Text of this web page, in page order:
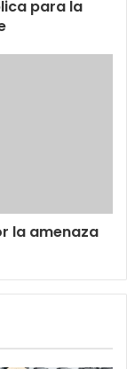
para la
la amenaza